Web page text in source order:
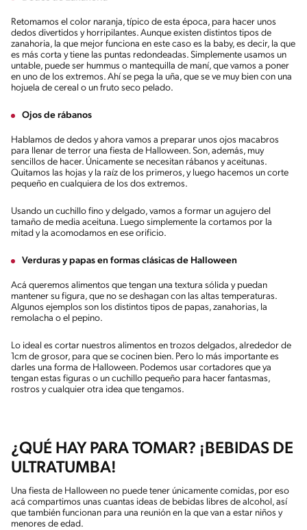
Retomamos el color naranja, típico de esta época, para hacer unos
dedos divertidos y horripilantes. Aunque existen distintos tipos de
zanahoria, la que mejor funciona en este caso es la baby, es decir, la que
es más corta y tiene las puntas redondeadas. Simplemente usamos un
untable, puede ser hummus o mantequilla de maní, que vamos a poner
en uno de los extremos. Ahí se pega la uña, que se ve muy bien con una
hojuela de cereal o un fruto seco pelado.
Ojos de rábanos
Hablamos de dedos y ahora vamos a preparar unos ojos macabros
para llenar de terror una fiesta de Halloween. Son, además, muy
sencillos de hacer. Únicamente se necesitan rábanos y aceitunas.
Quitamos las hojas y la raíz de los primeros, y luego hacemos un corte
pequeño en cualquiera de los dos extremos.
Usando un cuchillo fino y delgado, vamos a formar un agujero del
tamaño de media aceituna. Luego simplemente la cortamos por la
mitad y la acomodamos en ese orificio.
Verduras y papas en formas clásicas de Halloween
Acá queremos alimentos que tengan una textura sólida y puedan
mantener su figura, que no se deshagan con las altas temperaturas.
Algunos ejemplos son los distintos tipos de papas, zanahorias, la
remolacha o el pepino.
Lo ideal es cortar nuestros alimentos en trozos delgados, alrededor de
1cm de grosor, para que se cocinen bien. Pero lo más importante es
darles una forma de Halloween. Podemos usar cortadores que ya
tengan estas figuras o un cuchillo pequeño para hacer fantasmas,
rostros y cualquier otra idea que tengamos.
¿QUÉ HAY PARA TOMAR? ¡BEBIDAS DE
ULTRATUMBA!
Una fiesta de Halloween no puede tener únicamente comidas, por eso
acá compartimos unas cuantas ideas de bebidas libres de alcohol, así
que también funcionan para una reunión en la que van a estar niños y
menores de edad.